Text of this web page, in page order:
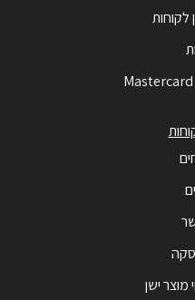
לקוחות
מוצר ישן